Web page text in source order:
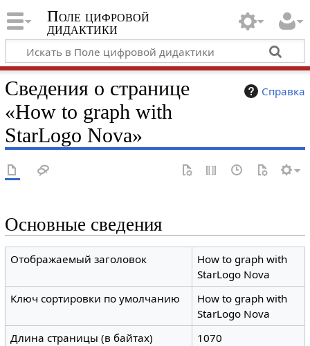
Поле цифровой
дидактики
Справка
Сведения о странице
«How to graph with
StarLogo Nova»
Основные сведения
Отображаемый заголовок
How to graph with
StarLogo Nova
Ключ сортировки по умолчанию
How to graph with
StarLogo Nova
Длина страницы (в байтах)
1070